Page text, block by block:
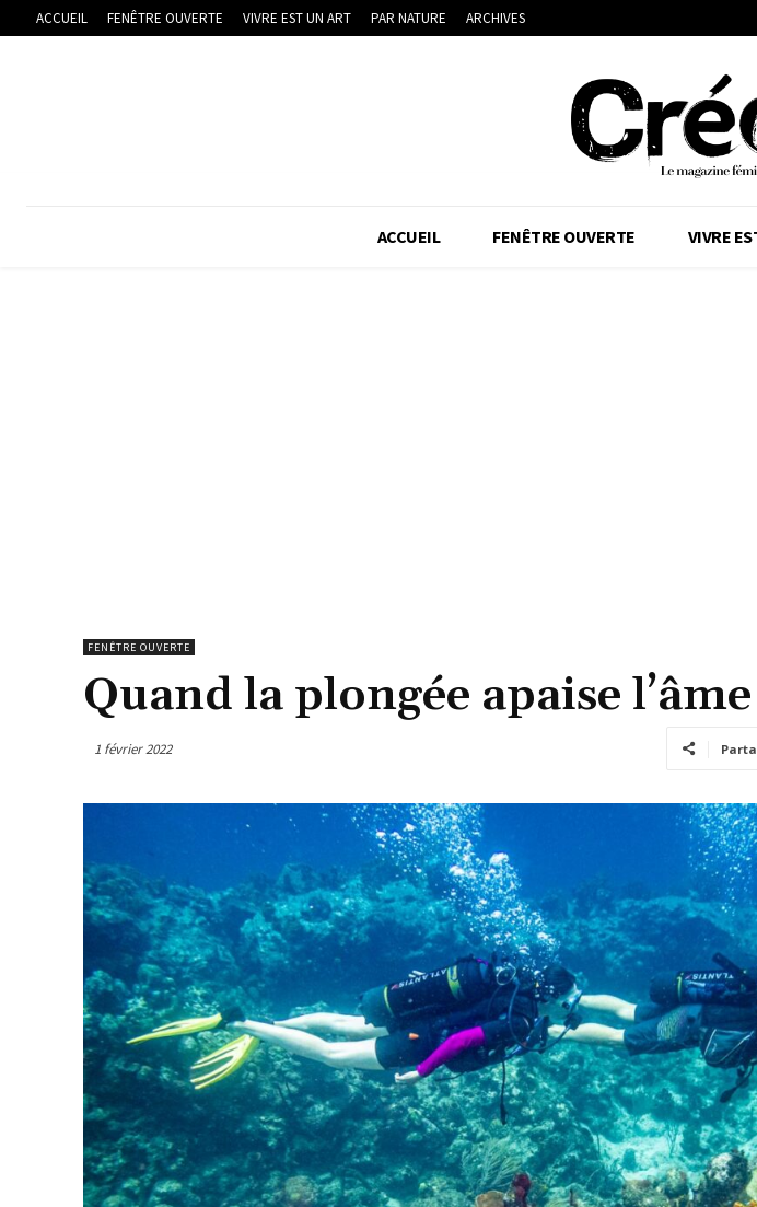
ACCUEIL FENÊTRE OUVERTE VIVRE EST UN ART PAR NATURE ARCHIVES
ACCUEIL FENÊTRE OUVERTE VIVRE
FENÊTRE OUVERTE
Quand la plongée apaise l’âme
1 février 2022